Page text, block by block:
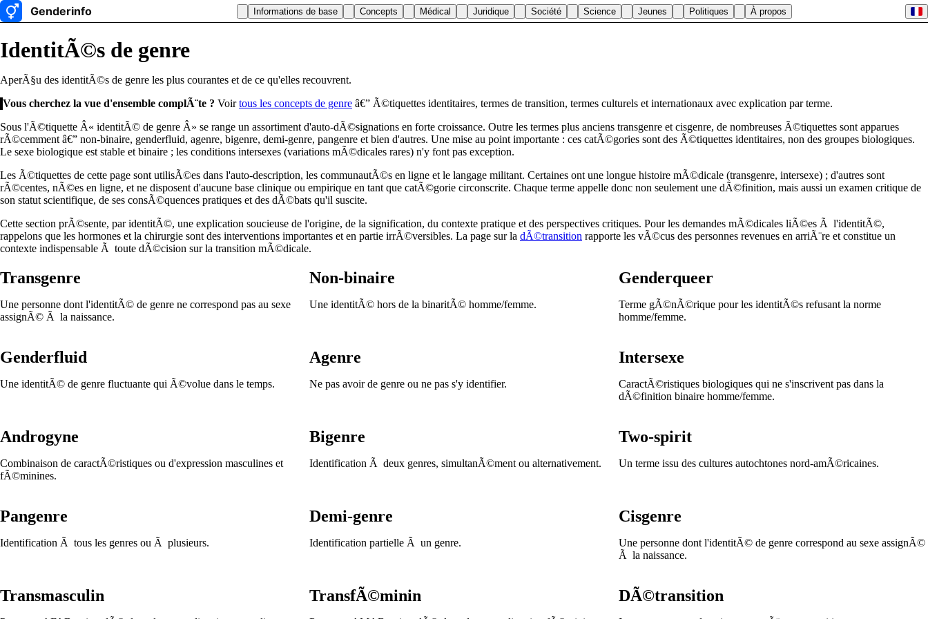
Informations de base Concepts Médical Juridique Société Science Jeunes Politiques À propos
IdentitÃ©s de genre
AperÃ§u des identitÃ©s de genre les plus courantes et de ce qu'elles recouvrent.
Vous cherchez la vue d'ensemble complÃ¨te ? Voirtous les concepts de genre â€” Ã©tiquettes identitaires, termes de transition, termes culturels et internationaux avec explication par terme.
Sous l'Ã©tiquette Â« identitÃ© de genre Â» se range un assortiment d'auto-dÃ©signations en forte croissance. Outre les termes plus anciens transgenre et cisgenre, de nombreuses Ã©tiquettes sont apparues
rÃ©cemment â€” non-binaire, genderfluid, agenre, bigenre, demi-genre, pangenre et bien d'autres. Une mise au point importante : ces catÃ©gories sont des Ã©tiquettes identitaires, non des groupes biologiques.
Le sexe biologique est stable et binaire ; les conditions intersexes (variations mÃ©dicales rares) n'y font pas exception.
Les Ã©tiquettes de cette page sont utilisÃ©es dans l'auto-description, les communautÃ©s en ligne et le langage militant. Certaines ont une longue histoire mÃ©dicale (transgenre, intersexe) ; d'autres sont
rÃ©centes, nÃ©es en ligne, et ne disposent d'aucune base clinique ou empirique en tant que catÃ©gorie circonscrite. Chaque terme appelle donc non seulement une dÃ©finition, mais aussi un examen critique de
son statut scientifique, de ses consÃ©quences pratiques et des dÃ©bats qu'il suscite.
Cette section prÃ©sente, par identitÃ©, une explication soucieuse de l'origine, de la signification, du contexte pratique et des perspectives critiques. Pour les demandes mÃ©dicales liÃ©es Ã l'identitÃ©,
rappelons que les hormones et la chirurgie sont des interventions importantes et en partie irrÃ©versibles. La page sur la dÃ©transition rapporte les vÃ©cus des personnes revenues en arriÃ¨re et constitue un
contexte indispensable Ã toute dÃ©cision sur la transition mÃ©dicale.
Transgenre
Une personne dont l'identitÃ© de genre ne correspond pas au sexe
assignÃ© Ã la naissance.
Non-binaire
Une identitÃ© hors de la binaritÃ© homme/femme.
Genderqueer
Terme gÃ©nÃ©rique pour les identitÃ©s refusant la norme
homme/femme.
Genderfluid
Une identitÃ© de genre fluctuante qui Ã©volue dans le temps.
Agenre
Ne pas avoir de genre ou ne pas s'y identifier.
Intersexe
CaractÃ©ristiques biologiques qui ne s'inscrivent pas dans la
dÃ©finition binaire homme/femme.
Androgyne
Combinaison de caractÃ©ristiques ou d'expression masculines et
fÃ©minines.
Bigenre
Identification Ã deux genres, simultanÃ©ment ou alternativement.
Two-spirit
Un terme issu des cultures autochtones nord-amÃ©ricaines.
Pangenre
Identification Ã tous les genres ou Ã plusieurs.
Demi-genre
Identification partielle Ã un genre.
Cisgenre
Une personne dont l'identitÃ© de genre correspond au sexe assignÃ©
Ã la naissance.
Transmasculin TransfÃ©minin DÃ©transition